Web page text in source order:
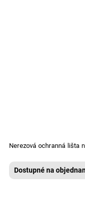
Nerezová ochranná lišta
Dostupné na